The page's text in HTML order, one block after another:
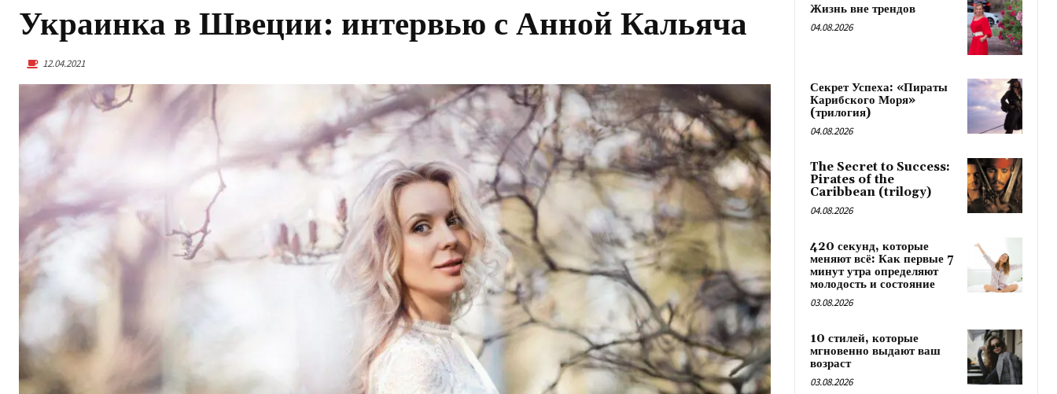
Украинка в Швеции: интервью с Анной Кальяча
12.04.2021
Жизнь вне трендов
04.08.2026
Секрет Успеха: «Пираты
Карибского Моря»
(трилогия)
04.08.2026
The Secret to Success:
Pirates of the
Caribbean (trilogy)
04.08.2026
420 секунд, которые
меняют всё: Как первые 7
минут утра определяют
молодость и состояние
03.08.2026
10 стилей, которые
мгновенно выдают ваш
возраст
03.08.2026